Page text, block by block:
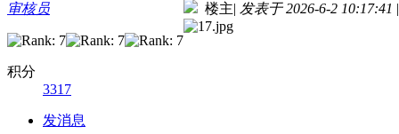
审核员
积分
3317
发消息
楼主| 发表于 2026-6-2 10:17:41 |